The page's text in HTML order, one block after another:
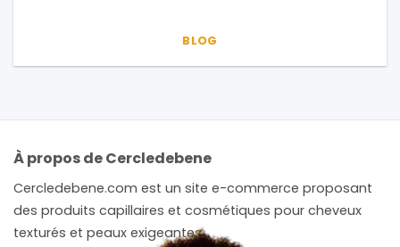
BLOG
À propos de Cercledebene
Cercledebene.com est un site e-commerce proposant
des produits capillaires et cosmétiques pour cheveux
texturés et peaux exigeantes.